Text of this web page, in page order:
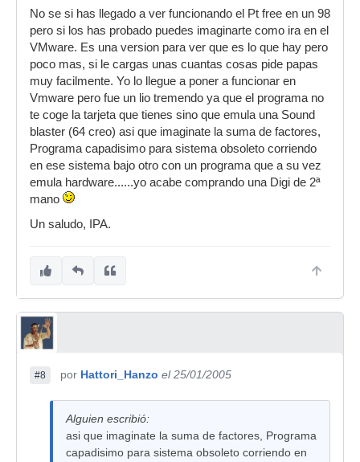
No se si has llegado a ver funcionando el Pt free en un 98
pero si los has probado puedes imaginarte como ira en el
VMware. Es una version para ver que es lo que hay pero
poco mas, si le cargas unas cuantas cosas pide papas
muy facilmente. Yo lo llegue a poner a funcionar en
Vmware pero fue un lio tremendo ya que el programa no
te coge la tarjeta que tienes sino que emula una Sound
blaster (64 creo) asi que imaginate la suma de factores,
Programa capadisimo para sistema obsoleto corriendo
en ese sistema bajo otro con un programa que a su vez
emula hardware......yo acabe comprando una Digi de 2ª
mano
Un saludo, IPA.
#8 por Hattori_Hanzo el 25/01/2005
Alguien escribió:
asi que imaginate la suma de factores, Programa
capadisimo para sistema obsoleto corriendo en